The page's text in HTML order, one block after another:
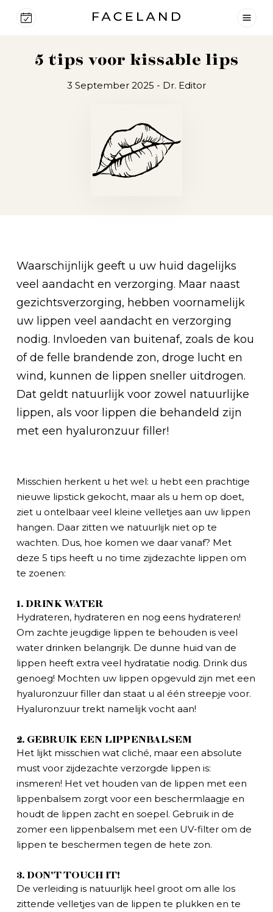
5 tips voor kissable lips
3 September 2025 - Dr. Editor
Waarschijnlijk geeft u uw huid dagelijks
veel aandacht en verzorging. Maar naast
gezichtsverzorging, hebben voornamelijk
uw lippen veel aandacht en verzorging
nodig. Invloeden van buitenaf, zoals de kou
of de felle brandende zon, droge lucht en
wind, kunnen de lippen sneller uitdrogen.
Dat geldt natuurlijk voor zowel natuurlijke
lippen, als voor lippen die behandeld zijn
met een hyaluronzuur filler!
Misschien herkent u het wel: u hebt een prachtige
nieuwe lipstick gekocht, maar als u hem op doet,
ziet u ontelbaar veel kleine velletjes aan uw lippen
hangen. Daar zitten we natuurlijk niet op te
wachten. Dus, hoe komen we daar vanaf? Met
deze 5 tips heeft u no time zijdezachte lippen om
te zoenen:
1. DRINK WATER
Hydrateren, hydrateren en nog eens hydrateren!
Om zachte jeugdige lippen te behouden is veel
water drinken belangrijk. De dunne huid van de
lippen heeft extra veel hydratatie nodig. Drink dus
genoeg! Mochten uw lippen opgevuld zijn met een
hyaluronzuur filler dan staat u al één streepje voor.
Hyaluronzuur trekt namelijk vocht aan!
2. GEBRUIK EEN LIPPENBALSEM
Het lijkt misschien wat cliché, maar een absolute
must voor zijdezachte verzorgde lippen is:
insmeren! Het vet houden van de lippen met een
lippenbalsem zorgt voor een beschermlaagje en
houdt de lippen zacht en soepel. Gebruik in de
zomer een lippenbalsem met een UV-filter om de
lippen te beschermen tegen de hete zon.
3. DON'T TOUCH IT!
De verleiding is natuurlijk heel groot om alle los
zittende velletjes van de lippen te plukken en te